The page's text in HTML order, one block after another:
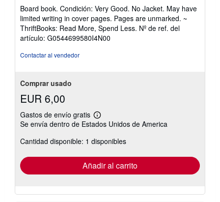
vendedor:
5
de
5
Board book. Condición: Very Good. No Jacket. May have
limited writing in cover pages. Pages are unmarked. ~
ThriftBooks: Read More, Spend Less. Nº de ref. del
artículo: G0544699580I4N00
Contactar al vendedor
Comprar usado
EUR 6,00
Gastos de envío gratis
Más
información
las
tarifas
envío
Se envía dentro de Estados Unidos de America
Cantidad disponible: 1 disponibles
Añadir al carrito